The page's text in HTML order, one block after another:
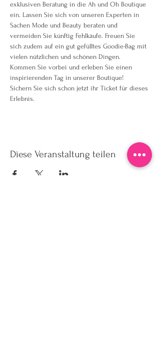
exklusiven Beratung in die Ah und Oh Boutique
ein. Lassen Sie sich von unseren Experten in
Sachen Mode und Beauty beraten und
vermeiden Sie künftig Fehlkäufe. Freuen Sie
sich zudem auf ein gut gefülltes Goodie-Bag mit
vielen nützlichen und schönen Dingen.
Kommen Sie vorbei und erleben Sie einen
inspirierenden Tag in unserer Boutique!
Sichern Sie sich schon jetzt ihr Ticket für dieses
Erlebnis.
Diese Veranstaltung teilen